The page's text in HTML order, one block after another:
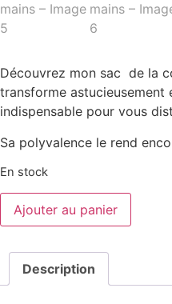
Découvrez mon sac de la
transforme astucieusement
indispensable pour vous
Sa polyvalence le rend
En stock
quantité
de
Sac
crochet
mains
Ajouter au panier
Description